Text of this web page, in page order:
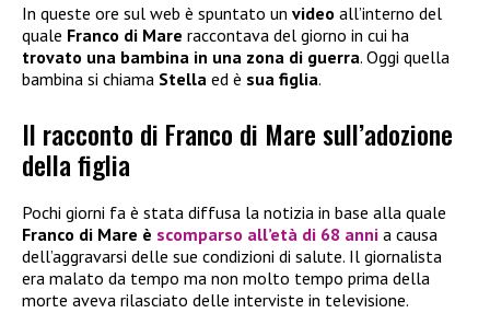
In queste ore sul web è spuntato un video all’interno del
quale Franco di Mare raccontava del giorno in cui ha
trovato una bambina in una zona di guerra. Oggi quella
bambina si chiama Stella ed è sua figlia.
Il racconto di Franco di Mare sull’adozione
della figlia
Pochi giorni fa è stata diffusa la notizia in base alla quale
Franco di Mare è scomparso all’età di 68 anni a causa
dell’aggravarsi delle sue condizioni di salute. Il giornalista
era malato da tempo ma non molto tempo prima della
morte aveva rilasciato delle interviste in televisione.